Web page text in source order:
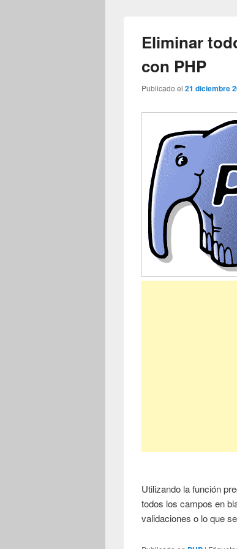
Eliminar
con PHP
Publicado el21 diciembre
Utilizando la función
todos los campos en
validaciones o lo que